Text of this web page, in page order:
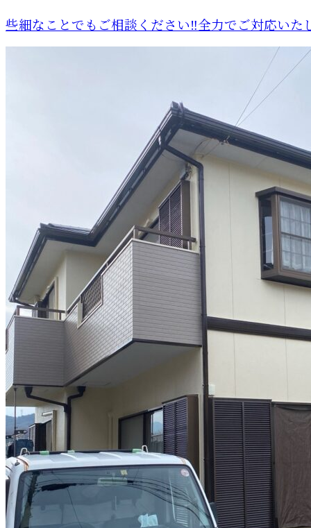
些細なことでもご相談ください‼️全力でご対応いた